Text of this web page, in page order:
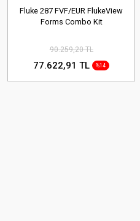
Fluke 287 FVF/EUR FlukeView
Forms Combo Kit
90.259,20 TL
77.622,91 TL %14